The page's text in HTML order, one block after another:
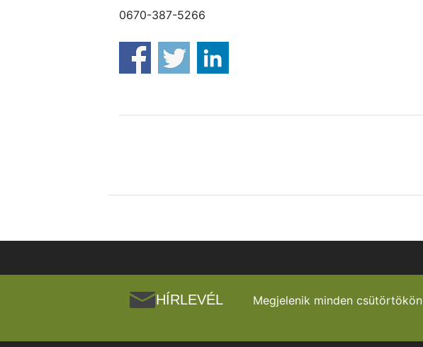
0670-387-5266
HÍRLEVÉL Megjelenik minden csütörtökön